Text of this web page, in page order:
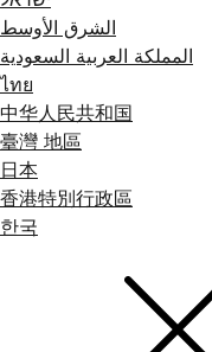
الشرق الأوسط
المملكة العربية السعودية
ไทย
中华人民共和国
臺灣 地區
日本
香港特別行政區
한국